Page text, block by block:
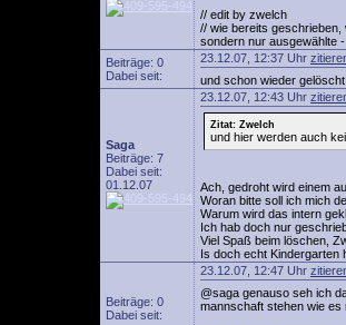
// edit by zwelch
// wie bereits geschrieben,
sondern nur ausgewählte
Beiträge: 0
Dabei seit:
23.12.07, 12:37 Uhr
und schon wieder
Saga
Beiträge: 7
Dabei seit:
01.12.07
23.12.07, 12:43 Uhr
Zitat: Zwelch
und hier werden auch
Ach, gedroht wird einem
Woran bitte soll ich mich
Warum wird das intern
Ich hab doch nur
Viel Spaß beim löschen,
Is doch echt Kindergarten
Beiträge: 0
Dabei seit:
23.12.07, 12:47 Uhr
@saga genauso seh ich
mannschaft stehen wie es